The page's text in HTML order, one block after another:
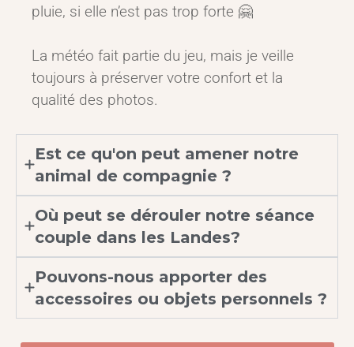
pluie, si elle n’est pas trop forte 🤗
La météo fait partie du jeu, mais je veille
toujours à préserver votre confort et la
qualité des photos.
Est ce qu'on peut amener notre
animal de compagnie ?
Où peut se dérouler notre séance
couple dans les Landes?
Pouvons-nous apporter des
accessoires ou objets personnels ?